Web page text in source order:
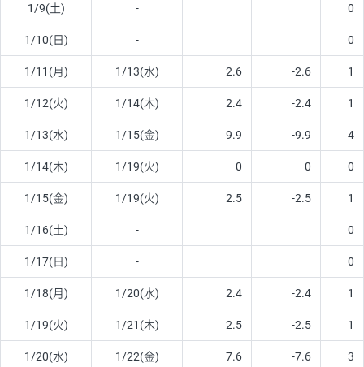
1/9(土) - 0
1/10(日) - 0
1/11(月) 1/13(水) 2.6 -2.6 1
1/12(火) 1/14(木) 2.4 -2.4 1
1/13(水) 1/15(金) 9.9 -9.9 4
1/14(木) 1/19(火) 0 0 0
1/15(金) 1/19(火) 2.5 -2.5 1
1/16(土) - 0
1/17(日) - 0
1/18(月) 1/20(水) 2.4 -2.4 1
1/19(火) 1/21(木) 2.5 -2.5 1
1/20(水) 1/22(金) 7.6 -7.6 3